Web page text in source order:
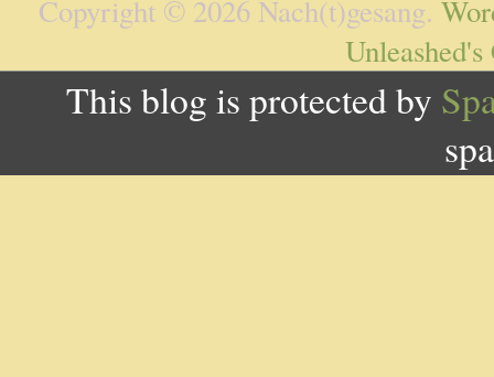
Copyright © 2026 Nach(t)gesang.
Unleashed's
This blog is protected by